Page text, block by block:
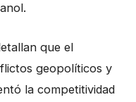
que el
geopolíticos y
la competitividad